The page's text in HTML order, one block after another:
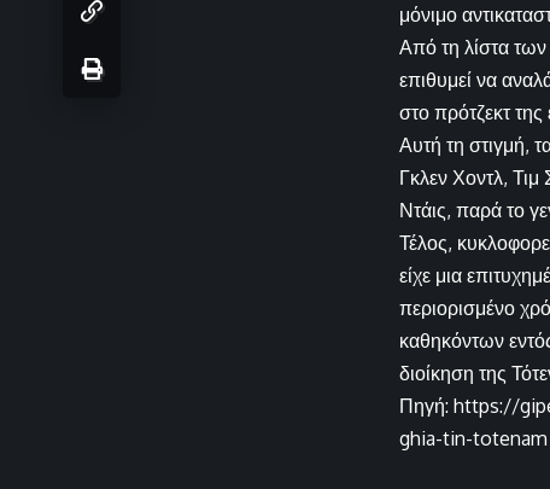
μόνιμο
Από τη λίστα
επιθυμεί να
στο πρότζεκτ
Αυτή τη στιγμή,
Γκλεν Χοντλ, Τιμ
Ντάις, παρά το
Τέλος,
είχε μια
περιορισμένο
καθηκόντων
διοίκηση της
Πηγή: https://
ghia-tin-totenam